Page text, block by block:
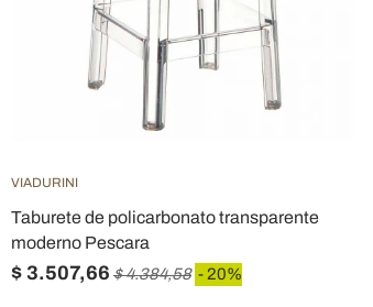
VIADURINI
Taburete de policarbonato transparente
moderno Pescara
$ 3.507,66 $ 4.384,58 - 20%